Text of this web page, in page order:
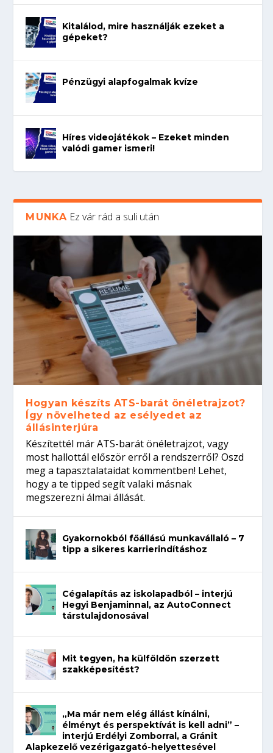
Kitalálod, mire használják ezeket a
gépeket?
Pénzügyi alapfogalmak kvíze
Híres videojátékok – Ezeket minden
valódi gamer ismeri!
MUNKA Ez vár rád a suli után
Hogyan készíts ATS-barát önéletrajzot?
Így növelheted az esélyedet az
állásinterjúra
Készítettél már ATS-barát önéletrajzot, vagy
most hallottál először erről a rendszerről? Oszd
meg a tapasztalataidat kommentben! Lehet,
hogy a te tipped segít valaki másnak
megszerezni álmai állását.
Gyakornokból főállású munkavállaló – 7
tipp a sikeres karrierindításhoz
Cégalapítás az iskolapadból – interjú
Hegyi Benjaminnal, az AutoConnect
társtulajdonosával
Mit tegyen, ha külföldön szerzett
szakképesítést?
„Ma már nem elég állást kínálni,
élményt és perspektívát is kell adni” –
interjú Erdélyi Zomborral, a Gránit
Alapkezelő vezérigazgató-helyettesével